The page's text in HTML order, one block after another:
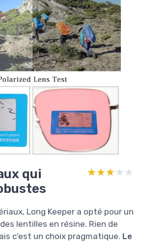
qui
★★★★★
★★★★★
Long Keeper a opté pour un
lentilles en résine. Rien de
c'est un choix pragmatique. Le